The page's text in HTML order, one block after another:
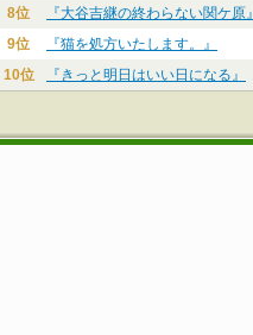
8位
『大谷吉継の終わらない関ケ原』
9位
『猫を処方いたします。』
10位
『きっと明日はいい日になる』